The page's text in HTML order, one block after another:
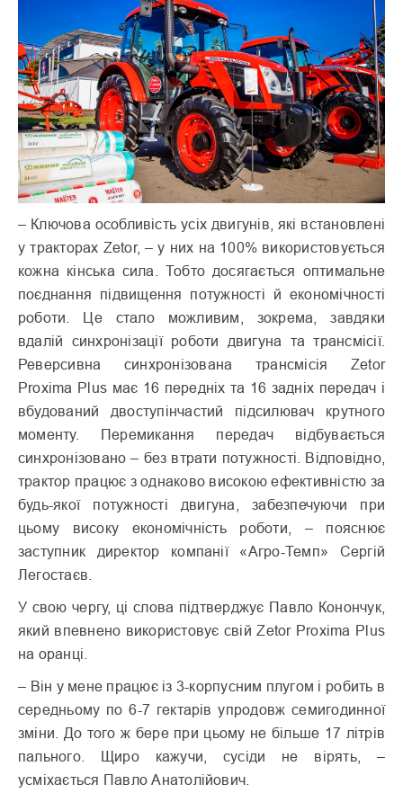
– Ключова особливість усіх двигунів, які встановлені
у тракторах Zetor, – у них на 100% використовується
кожна кінська сила. Тобто досягається оптимальне
поєднання підвищення потужності й економічності
роботи. Це стало можливим, зокрема, завдяки
вдалій синхронізації роботи двигуна та трансмісії.
Реверсивна синхронізована трансмісія Zetor
Proxima Plus має 16 передніх та 16 задніх передач і
вбудований двоступінчастий підсилювач крутного
моменту. Перемикання передач відбувається
синхронізовано – без втрати потужності. Відповідно,
трактор працює з однаково високою ефективністю за
будь-якої потужності двигуна, забезпечуючи при
цьому високу економічність роботи, – пояснює
заступник директор компанії «Агро-Темп» Сергій
Легостаєв.
У свою чергу, ці слова підтверджує Павло Конончук,
який впевнено використовує свій Zetor Proxima Plus
на оранці.
– Він у мене працює із 3-корпусним плугом і робить в
середньому по 6-7 гектарів упродовж семигодинної
зміни. До того ж бере при цьому не більше 17 літрів
пального. Щиро кажучи, сусіди не вірять, –
усміхається Павло Анатолійович.